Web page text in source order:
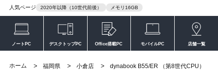
人気ページ 2020年以降（10世代前後） メモリ16GB
ノートPC デスクトップPC Office搭載PC モバイルPC 店舗一覧
ホーム > 福岡県 > 小倉店 >
dynabook B55/ER （第8世代CPU）